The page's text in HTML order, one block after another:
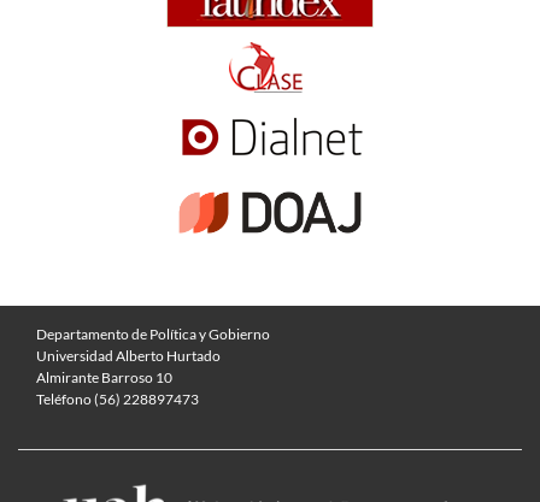
Departamento de Política y Gobierno
Universidad Alberto Hurtado
Almirante Barroso 10
Teléfono (56) 228897473